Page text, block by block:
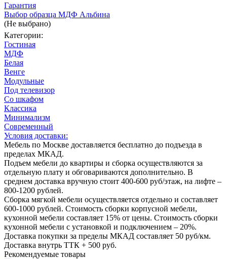
Гарантия
Выбор образца МДФ Альбина
(Не выбрано)
Категории:
Гостиная
МДФ
Белая
Венге
Модульные
Под телевизор
Со шкафом
Классика
Минимализм
Современный
Условия доставки:
Мебель по Москве доставляется бесплатно до подъезда в
пределах МКАД.
Подъем мебели до квартиры и сборка осуществляются за
отдельную плату и обговариваются дополнительно. В
среднем доставка вручную стоит 400-600 руб/этаж, на лифте –
800-1200 рублей.
Сборка мягкой мебели осуществляется отдельно и составляет
600-1000 рублей. Стоимость сборки корпусной мебели,
кухонной мебели составляет 15% от цены. Стоимость сборки
кухонной мебели с установкой и подключением – 20%.
Доставка покупки за пределы МКАД составляет 50 руб/км.
Доставка внутрь ТТК + 500 руб.
Рекомендуемые товары